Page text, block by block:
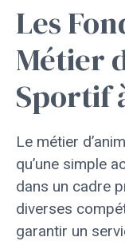
Les
Métier
Sportif
Le métier
qu’une simple
dans un cadre
diverses
garantir un